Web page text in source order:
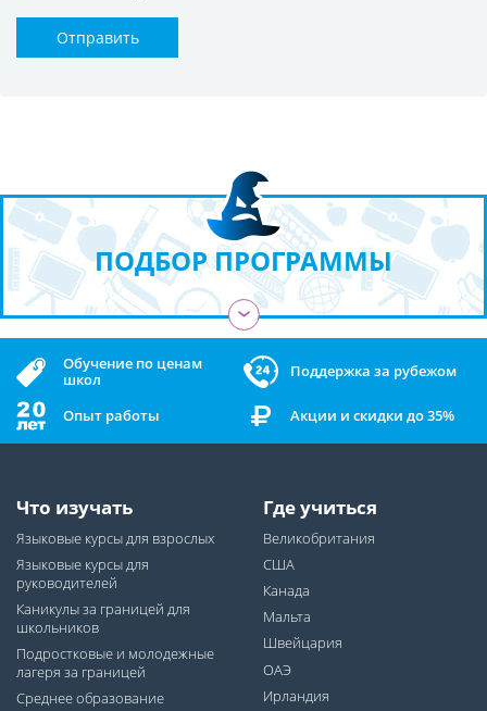
Отправить
ПОДБОР ПРОГРАММЫ
›
Обучение по ценам
школ
Поддержка за рубежом
Опыт работы Акции и скидки до 35%
Что изучать
Языковые курсы для взрослых
Языковые курсы для
руководителей
Каникулы за границей для
школьников
Подростковые и молодежные
лагеря за границей
Среднее образование
Где учиться
Великобритания
США
Канада
Мальта
Швейцария
ОАЭ
Ирландия